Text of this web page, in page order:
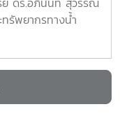
aquaculture
to prepare
required to
aquaculture
the Faculty of
toward
sustainable
alumni
knowledge
valuable
บสนุนการกำหนด
นระดับท้องถิ่นและ
ดับนานาชาติ และการบู
ระเทศ เพื่อพัฒนางาน
ชาติ ความมั่นคงทาง
น้ำโขงทั้งนี้ เรื่องราว
in Honor
รัพยากรทางน้ำ
ะบาทสมเด็จพระปร
ระวชิรเกล้าเจ้าอยู่หัว
กรกฎาคม 2569ในการ
และสำนึกในพระ